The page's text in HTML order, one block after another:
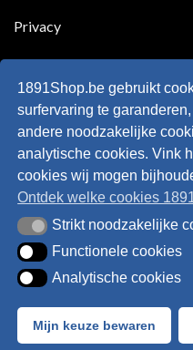
Europese
?
Privacy
Retourneren
Algemene voorwaarden
1891Shop.be gebruikt
surfervaring te
andere noodzakelijke
analytische cookies. Vink
cookies wij mogen
Ontdek welke cookies
Strikt noodzakelijke
Strikt noodzakelijke
Functionele cookies
Functionele cookies
Analytische cookies
Analytische cookies
Mijn keuze bewaren